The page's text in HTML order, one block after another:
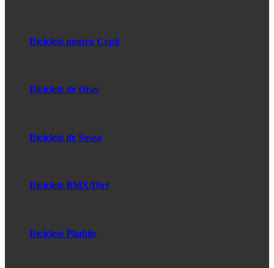
Biciclete pentru Copii
Biciclete de Oras
Biciclete de Sosea
Biciclete BMX/Dirt
Biciclete Pliabile